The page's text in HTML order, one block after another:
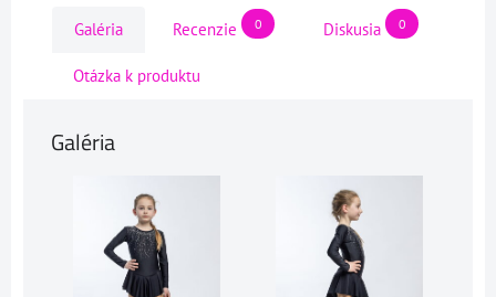
Galéria Recenzie 0 Diskusia 0
Otázka k produktu
Galéria